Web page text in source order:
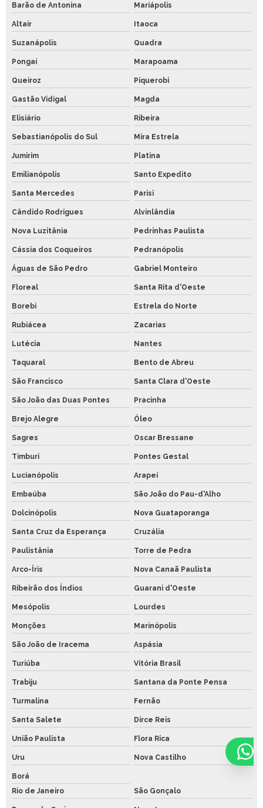
Barão de Antonina Mariápolis
Altair Itaoca
Suzanápolis Quadra
Pongaí Marapoama
Queiroz Piquerobi
Gastão Vidigal Magda
Elisiário Ribeira
Sebastianópolis do Sul Mira Estrela
Jumirim Platina
Emilianópolis Santo Expedito
Santa Mercedes Parisi
Cândido Rodrigues Alvinlândia
Nova Luzitânia Pedrinhas Paulista
Cássia dos Coqueiros Pedranópolis
Águas de São Pedro Gabriel Monteiro
Floreal Santa Rita d'Oeste
Borebi Estrela do Norte
Rubiácea Zacarias
Lutécia Nantes
Taquaral Bento de Abreu
São Francisco Santa Clara d'Oeste
São João das Duas Pontes Pracinha
Brejo Alegre Óleo
Sagres Oscar Bressane
Timburi Pontes Gestal
Lucianópolis Arapeí
Embaúba São João do Pau-d'Alho
Dolcinópolis Nova Guataporanga
Santa Cruz da Esperança Cruzália
Paulistânia Torre de Pedra
Arco-Íris Nova Canaã Paulista
Ribeirão dos Índios Guarani d'Oeste
Mesópolis Lourdes
Monções Marinópolis
São João de Iracema Aspásia
Turiúba Vitória Brasil
Trabiju Santana da Ponte Pensa
Turmalina Fernão
Santa Salete Dirce Reis
União Paulista Flora Rica
Uru Nova Castilho
Borá
Rio de Janeiro
São Gonçalo